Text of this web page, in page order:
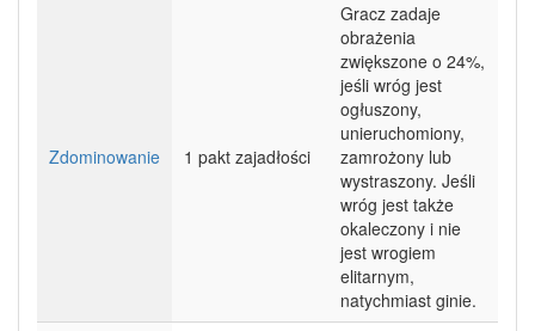
Zdominowanie 1 pakt zajadłości
Gracz zadaje
obrażenia
zwiększone o 24%,
jeśli wróg jest
ogłuszony,
unieruchomiony,
zamrożony lub
wystraszony. Jeśli
wróg jest także
okaleczony i nie
jest wrogiem
elitarnym,
natychmiast ginie.